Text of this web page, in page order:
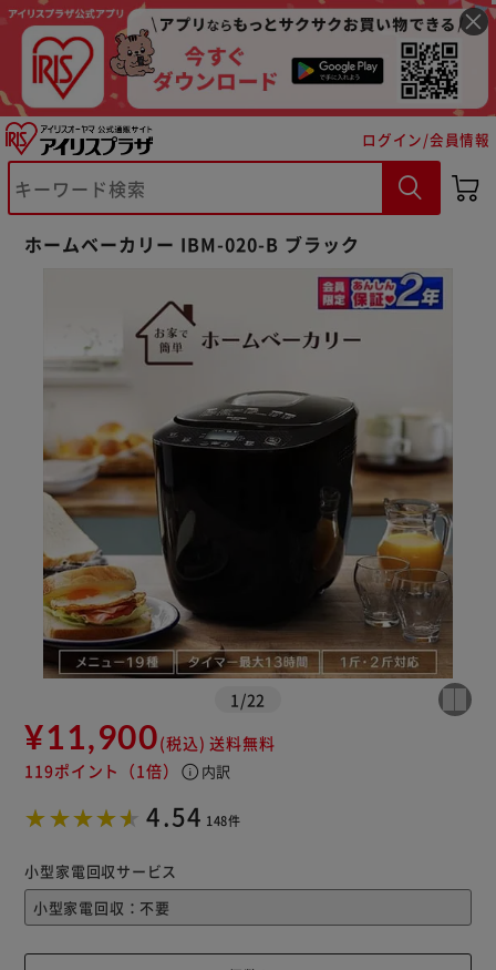
ログイン/会員情報
ホームベーカリー IBM-020-B ブラック
1 /22
¥11,900(税込) 送料無料
119ポイント （1倍） info 内訳
4.54 148件
小型家電回収サービス
※ご確認ください
カートに入れる 購入手続きへ